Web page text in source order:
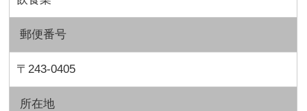
郵便番号
〒243-0405
所在地